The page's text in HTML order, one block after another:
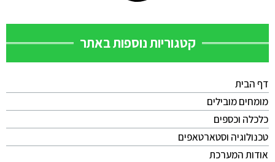
קטגוריות נוספות באתר
דף הבית
מומחים מובילים
כלכלה וכספים
טכנולוגיה וסטארטאפים
אודות המערכת